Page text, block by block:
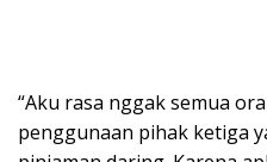
“Aku rasa nggak semua
penggunaan pihak ketiga